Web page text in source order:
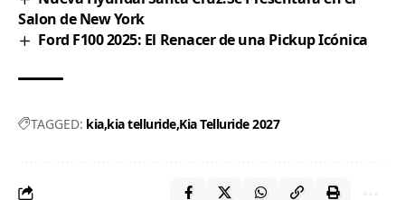
Salon de New York
Ford F100 2025: El Renacer de una Pickup Icónica
TAGGED: kia kia telluride Kia Telluride 2027